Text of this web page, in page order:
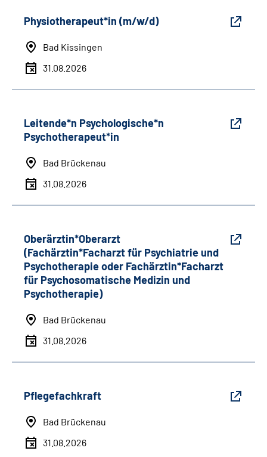
Physiotherapeut*in (m/w/d)
Bad Kissingen
31.08.2026
Leitende*n Psychologische*n
Psychotherapeut*in
Bad Brückenau
31.08.2026
Oberärztin*Oberarzt
(Fachärztin*Facharzt für Psychiatrie und
Psychotherapie oder Fachärztin*Facharzt
für Psychosomatische Medizin und
Psychotherapie)
Bad Brückenau
31.08.2026
Pflegefachkraft
Bad Brückenau
31.08.2026